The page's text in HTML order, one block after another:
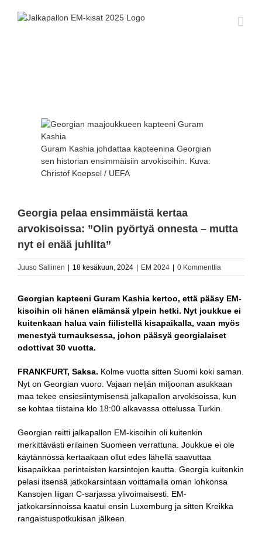
isompanaGuram Kashia johdattaa kapteenina Georgian
sen historian ensimmäisiin arvokisoihin. Kuva:
Christof Koepsel / UEFA
Georgia pelaa ensimmäistä kertaa
arvokisoissa: ”Olin pyörtyä onnesta – mutta
nyt ei enää juhlita”
Juuso Sallinen 18 kesäkuun, 2024 EM 2024 0 Kommenttia
Georgian kapteeni Guram Kashia kertoo, että pääsy EM-
kisoihin oli hänen elämänsä ylpein hetki. Nyt joukkue ei
kuitenkaan halua vain fiilistellä kisapaikalla, vaan myös
menestyä turnauksessa, johon pääsyä georgialaiset
odottivat 30 vuotta.
FRANKFURT, Saksa. Kolme vuotta sitten Suomi koki saman.
Nyt on Georgian vuoro. Vajaan neljän miljoonan asukkaan
maa tekee ensiesiintymisensä jalkapallon arvokisoissa, kun
se kohtaa tiistaina klo 18:00 alkavassa ottelussa Turkin.
Georgian reitti jalkapallon EM-kisoihin oli kuitenkin
merkittävästi erilainen Suomeen verrattuna. Joukkue ei ole
käytännössä kertaakaan ollut edes lähellä saavuttaa
kisapaikkaa perinteisten karsintojen kautta. Georgia kuitenkin
pelasi itsensä jatkokarsintaan voittamalla oman lohkonsa
Kansojen liigan C-sarjassa ylivoimaisesti. EM-
jatkokarsinnoissa kaatui ensin Luxemburg ja sitten Kreikka
rangaistuspotkukisan jälkeen.